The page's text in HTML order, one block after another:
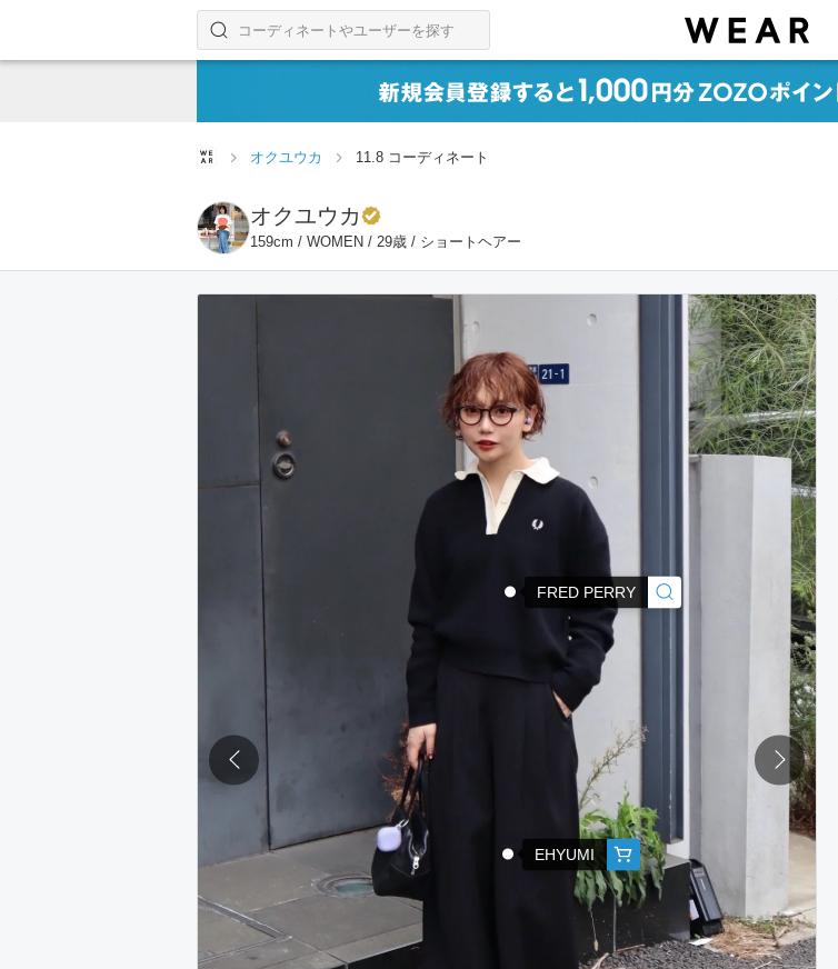
コーディネートやユーザーを探す
検索する
オクユウカ 11.8 コーディネート
オクユウカ
159cm / WOMEN / 29歳 / ショートヘアー
EHYUMI
FRED PERRY